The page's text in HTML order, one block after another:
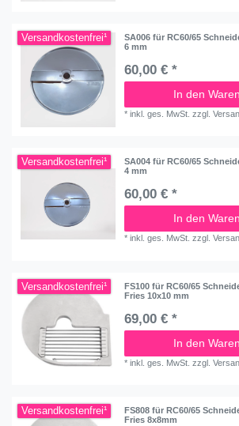
Versandkostenfrei¹
SA006 für RC60/65
6 mm
60,00 € *
In den
*inkl. ges. MwSt. zzgl.
Versandkostenfrei¹
SA004 für RC60/65
4 mm
60,00 € *
In den
*inkl. ges. MwSt. zzgl.
Versandkostenfrei¹
FS100 für RC60/65
Fries 10x10 mm
69,00 € *
In den
*inkl. ges. MwSt. zzgl.
Versandkostenfrei¹
FS808 für RC60/65
Fries 8x8mm